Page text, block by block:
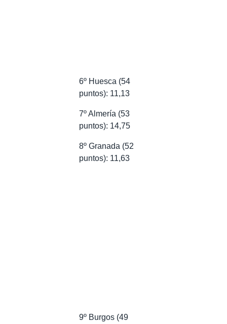
6º Huesca (54
puntos): 11,13
7º Almería (53
puntos): 14,75
8º Granada (52
puntos): 11,63
9º Burgos (49